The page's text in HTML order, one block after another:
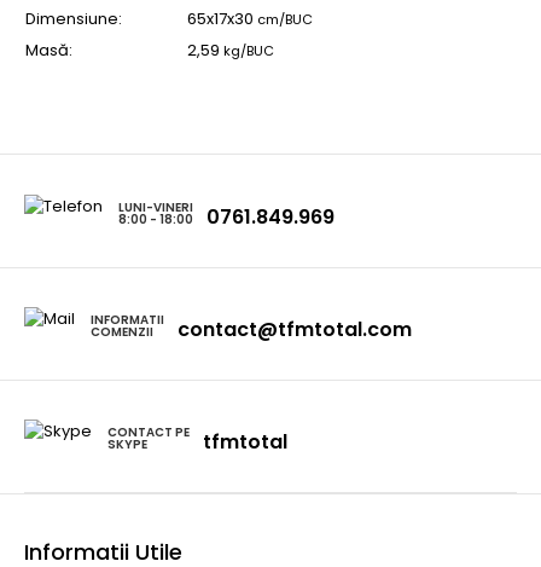
Dimensiune: 65x17x30 cm/BUC
Masă: 2,59 kg/BUC
LUNI-VINERI
8:00 - 18:00 0761.849.969
INFORMATII
COMENZII contact@tfmtotal.com
CONTACT PE
SKYPE tfmtotal
Informatii Utile